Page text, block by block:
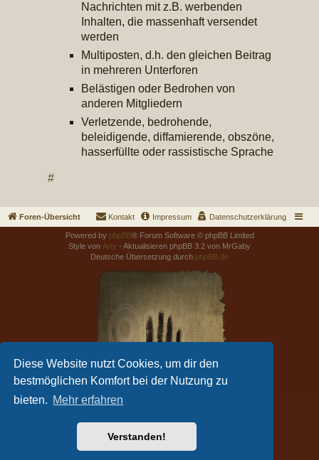
Diese Website nutzt Cookies, um dir den
bestmöglichen Komfort bei der Nutzung zu
bieten. Mehr erfahren
Verstanden!
Nachrichten mit z.B. werbenden
Inhalten, die massenhaft versendet
werden
Multiposten, d.h. den gleichen Beitrag
in mehreren Unterforen
Belästigen oder Bedrohen von
anderen Mitgliedern
Verletzende, bedrohende,
beleidigende, diffamierende, obszöne,
hasserfüllte oder rassistische Sprache
#
Foren-Übersicht Datenschutzerklärung
Impressum
Kontakt
Powered by phpBB® Forum Software © phpBB Limited
Style von Arty - Aktualisieren phpBB 3.2 von MrGaby
Deutsche Übersetzung durch phpBB.de